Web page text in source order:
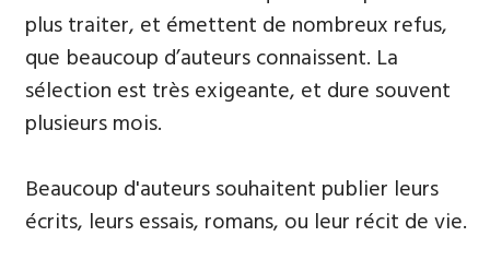
plus traiter, et émettent de nombreux refus,
que beaucoup d’auteurs connaissent. La
sélection est très exigeante, et dure souvent
plusieurs mois.
Beaucoup d'auteurs souhaitent publier leurs
écrits, leurs essais, romans, ou leur récit de vie.